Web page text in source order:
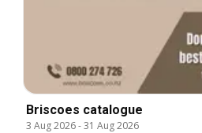
Briscoes catalogue
3 Aug 2026-31 Aug 2026